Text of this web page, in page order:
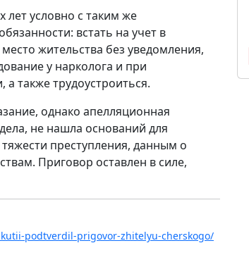
лет условно с таким же
встать на учет в
жительства без уведомления,
у нарколога и при
также трудоустроиться.
однако апелляционная
не нашла оснований для
тяжести преступления, данным о
Приговор оставлен в силе,
podtverdil-prigovor-zhitelyu-cherskogo/